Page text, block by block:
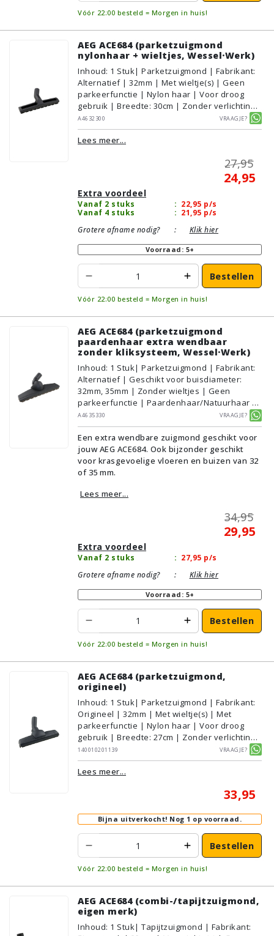
Vóór 22:00 besteld = Morgen in huis!
AEG ACE684 (parketzuigmond
nylonhaar + wieltjes, Wessel·Werk)
Inhoud: 1 Stuk| Parketzuigmond | Fabrikant:
Alternatief | 32mm | Met wieltje(s) | Geen
parkeerfunctie | Nylon haar | Voor droog
gebruik | Breedte: 30cm | Zonder verlichting |
Zonder kliksysteem | Zwart | Wessel·Werk |
Geschikt voor vloertype: Plavuizen/Tegels,
Parket/Laminaat, PVC/Vinyl
A4632300 Vraagje?
Lees meer...
27,95
24,95
Extra voordeel
Vanaf 2 stuks : 22,95 p/s
Vanaf 4 stuks
: 21,95 p/s
Grotere afname nodig?
: Klik hier
Voorraad: 5+
Bestellen
Vóór 22:00 besteld = Morgen in huis!
AEG ACE684 (parketzuigmond
paardenhaar extra wendbaar
zonder kliksysteem, Wessel·Werk)
Inhoud: 1 Stuk| Parketzuigmond | Fabrikant:
Alternatief | Geschikt voor buisdiameter:
32mm, 35mm | Zonder wieltjes | Geen
parkeerfunctie | Paardenhaar/Natuurhaar |
Voor droog gebruik | Breedte: 33cm | Zonder
verlichting | Zonder kliksysteem | Zwart |
Wessel·Werk | Geschikt voor vloertype:
Plavuizen/Tegels, Parket/Laminaat, PVC/Vinyl
A4635330 Vraagje?
Een extra wendbare zuigmond geschikt voor
jouw AEG ACE684. Ook bijzonder geschikt
voor krasgevoelige vloeren en buizen van 32
of 35 mm.
Lees meer...
34,95
29,95
Extra voordeel
Vanaf 2 stuks : 27,95 p/s
Grotere afname nodig?
: Klik hier
Voorraad: 5+
Bestellen
Vóór 22:00 besteld = Morgen in huis!
AEG ACE684 (parketzuigmond,
origineel)
Inhoud: 1 Stuk| Parketzuigmond | Fabrikant:
Origineel | 32mm | Met wieltje(s) | Met
parkeerfunctie | Nylon haar | Voor droog
gebruik | Breedte: 27cm | Zonder verlichting |
Zonder kliksysteem | Zwart | AEG/Electrolux
| Geschikt voor vloertype: Plavuizen/Tegels,
Parket/Laminaat, PVC/Vinyl
140010201139 Vraagje?
Lees meer...
33,95
Bijna uitverkocht! Nog 1 op voorraad.
Bestellen
Vóór 22:00 besteld = Morgen in huis!
AEG ACE684 (combi-/tapijtzuigmond,
eigen merk)
Inhoud: 1 Stuk| Tapijtzuigmond | Fabrikant: